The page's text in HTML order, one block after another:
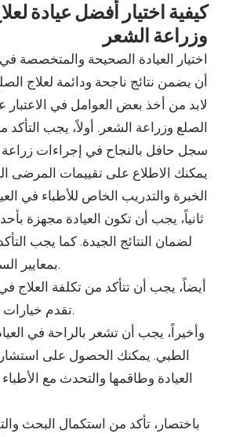
كيفية اختيار أفضل عيادة
وزراعة الشعر
اختيار العيادة الصحيحة والمتخصصة
أن يضمن نتائج ناجحة ودائمة لعلاج
لابد من أخذ بعض العوامل في الاعتبار
الصلع وزراعة الشعر. أولاً، يجب التأكد
سجل حافل بالنجاح في إجراءات زراعة
يمكنك الاطلاع على تقييمات المرضى
الخبرة والتدريب الخاص للأطباء في
ثانياً، يجب أن تكون العيادة مجهزة
لضمان النتائج الجيدة. كما يجب
بمعايير السلامة والنظافة العالية.
أيضاً، يجب أن تتأكد من تكلفة العلاج في
تقدم خيارات دفع مرنة وملائمة لك.
وأخيراً، يجب أن تشعر بالراحة في
الطبي. يمكنك الحصول على استشارة
العيادة وطاقمها والتحدث مع
باختصار، تأكد من استكمال البحث